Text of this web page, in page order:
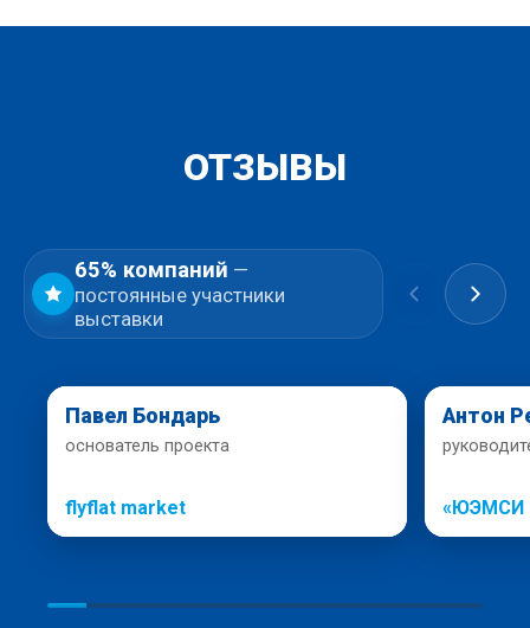
ОТЗЫВЫ
65% компаний —
постоянные участники
выставки
Павел Бондарь
основатель проекта
flyflat market
Антон
«ЮЭМСИ